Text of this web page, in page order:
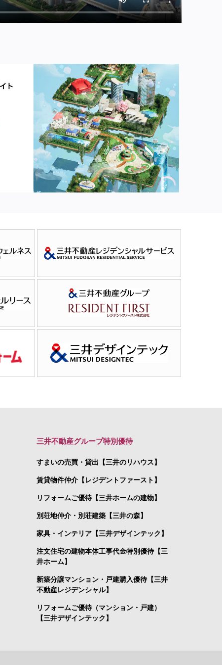
三井不動産グループ特別優待
すまいの売買・貸出【三井のリハウス】
賃貸物件仲介【レジデントファースト】
リフォームご優待【三井ホームの建物】
別荘地仲介・別荘建築【三井の森】
家具・インテリア【三井デザインテック】
注文住宅の建物本体工事代金特別優待【三
井ホーム】
新築分譲マンション・戸建購入優待【三井
不動産レジデンシャル】
リフォームご優待（マンション・戸建）
【三井デザインテック】